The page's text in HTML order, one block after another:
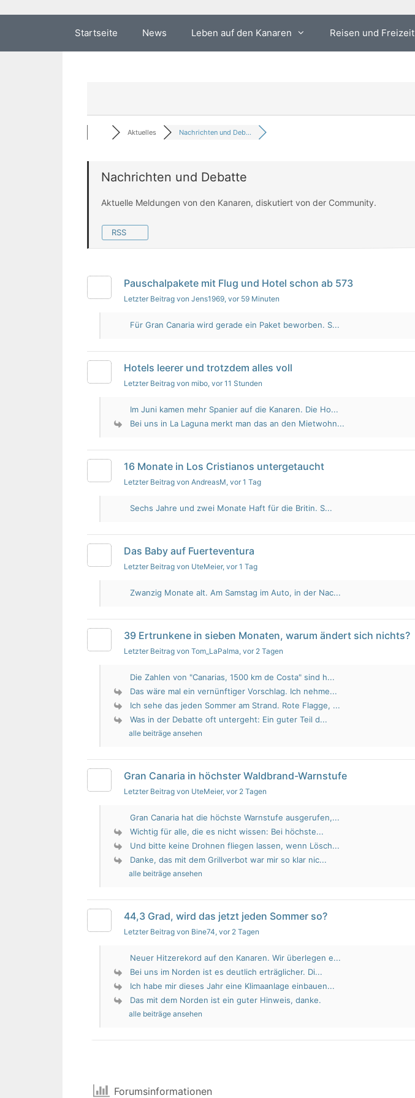
Startseite News Leben auf den Kanaren Reisen und Freizeit
Aktuelles Nachrichten und Deb...
Nachrichten und Debatte
Aktuelle Meldungen von den Kanaren, diskutiert von der Community.
RSS
Pauschalpakete mit Flug und Hotel schon ab 573
Letzter Beitrag von Jens1969, vor 59 Minuten
Für Gran Canaria wird gerade ein Paket beworben. S...
Hotels leerer und trotzdem alles voll
Letzter Beitrag von mibo, vor 11 Stunden
Im Juni kamen mehr Spanier auf die Kanaren. Die Ho...
Bei uns in La Laguna merkt man das an den Mietwohn...
16 Monate in Los Cristianos untergetaucht
Letzter Beitrag von AndreasM, vor 1 Tag
Sechs Jahre und zwei Monate Haft für die Britin. S...
Das Baby auf Fuerteventura
Letzter Beitrag von UteMeier, vor 1 Tag
Zwanzig Monate alt. Am Samstag im Auto, in der Nac...
39 Ertrunkene in sieben Monaten, warum ändert sich nichts?
Letzter Beitrag von Tom_LaPalma, vor 2 Tagen
Die Zahlen von "Canarias, 1500 km de Costa" sind h...
Das wäre mal ein vernünftiger Vorschlag. Ich nehme...
Ich sehe das jeden Sommer am Strand. Rote Flagge, ...
Was in der Debatte oft untergeht: Ein guter Teil d...
alle beiträge ansehen
Gran Canaria in höchster Waldbrand-Warnstufe
Letzter Beitrag von UteMeier, vor 2 Tagen
Gran Canaria hat die höchste Warnstufe ausgerufen,...
Wichtig für alle, die es nicht wissen: Bei höchste...
Und bitte keine Drohnen fliegen lassen, wenn Lösch...
Danke, das mit dem Grillverbot war mir so klar nic...
alle beiträge ansehen
44,3 Grad, wird das jetzt jeden Sommer so?
Letzter Beitrag von Bine74, vor 2 Tagen
Neuer Hitzerekord auf den Kanaren. Wir überlegen e...
Bei uns im Norden ist es deutlich erträglicher. Di...
Ich habe mir dieses Jahr eine Klimaanlage einbauen...
Das mit dem Norden ist ein guter Hinweis, danke.
alle beiträge ansehen
Forumsinformationen